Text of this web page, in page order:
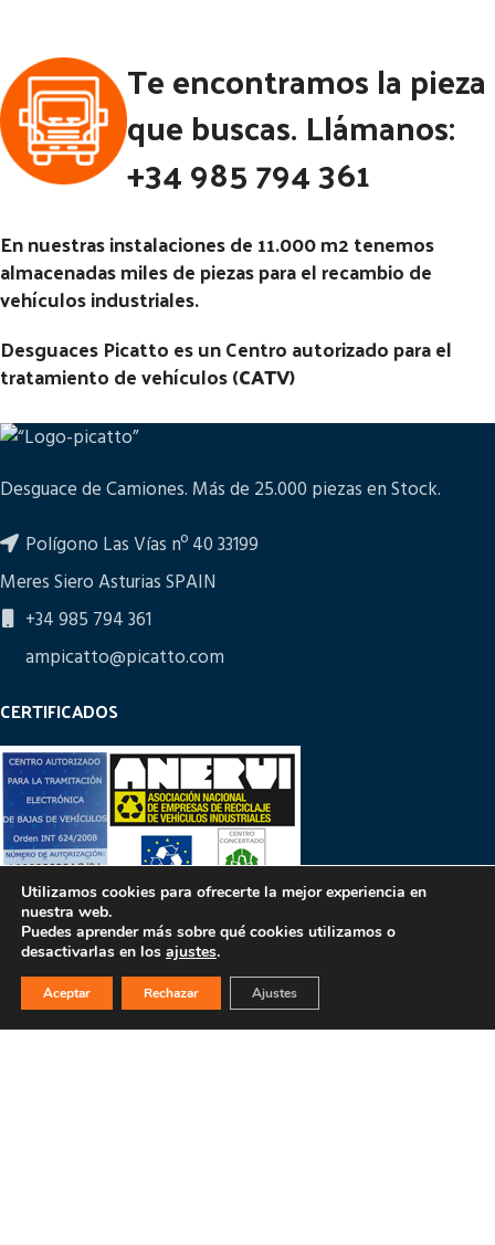
Te encontramos la pieza
que buscas. Llámanos:
+34 985 794 361
En nuestras instalaciones de 11.000 m2 tenemos
almacenadas miles de piezas para el recambio de
vehículos industriales.
Desguaces Picatto es un Centro autorizado para el
tratamiento de vehículos (CATV)
Desguace de Camiones. Más de 25.000 piezas en Stock.
Polígono Las Vías nº 40 33199
Meres Siero Asturias SPAIN
+34 985 794 361
ampicatto@picatto.com
CERTIFICADOS
PULSA PARA MÁS INFORMACIÓN
Utilizamos cookies para ofrecerte la mejor experiencia en
nuestra web.
Puedes aprender más sobre qué cookies utilizamos o
desactivarlas en los ajustes.
Aceptar Rechazar Ajustes